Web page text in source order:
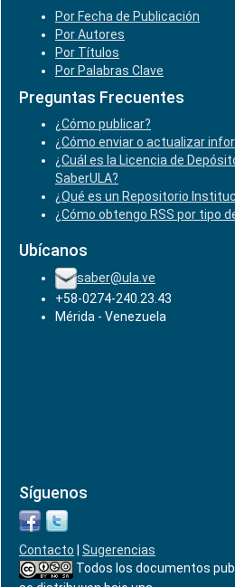
Por Fecha de Publicación
Por Autores
Por Títulos
Por Palabras Clave
Preguntas Frecuentes
¿Cómo publicar?
¿Cómo enviar o actualizar
¿Cuál es la Licencia de
SaberULA?
¿Qué es un Repositorio
¿Cómo obtengo RSS por tipo
Ubícanos
saber@ula.ve
+58-0274-240.23.43
Mérida - Venezuela
Síguenos
Contacto
Sugerencias
Todos los documentos